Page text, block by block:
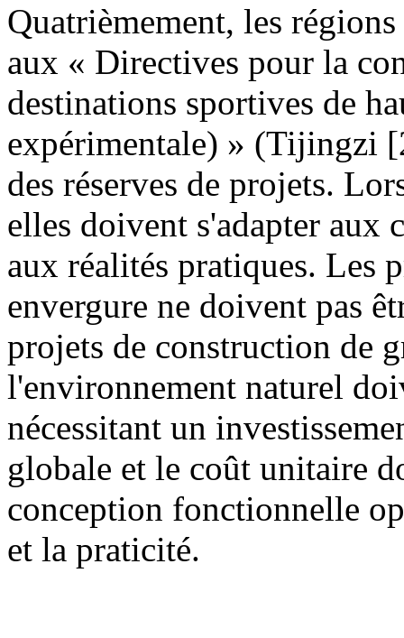
Quatrièmement, les
aux « Directives pour la
destinations sportives de
expérimentale) » (Tijingzi
des réserves de projets.
elles doivent s'adapter aux
aux réalités pratiques. Les
envergure ne doivent pas
projets de construction de
l'environnement naturel
nécessitant un
globale et le coût unitaire
conception fonctionnelle
et la praticité.